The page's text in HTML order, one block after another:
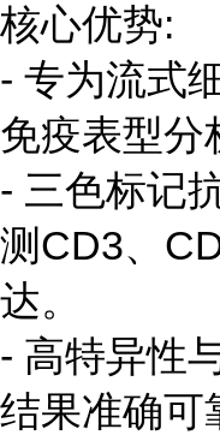
核心优势:
- 专为流式
免疫表型分
- 三色标记
测CD3、
达。
- 高特异性
结果准确可